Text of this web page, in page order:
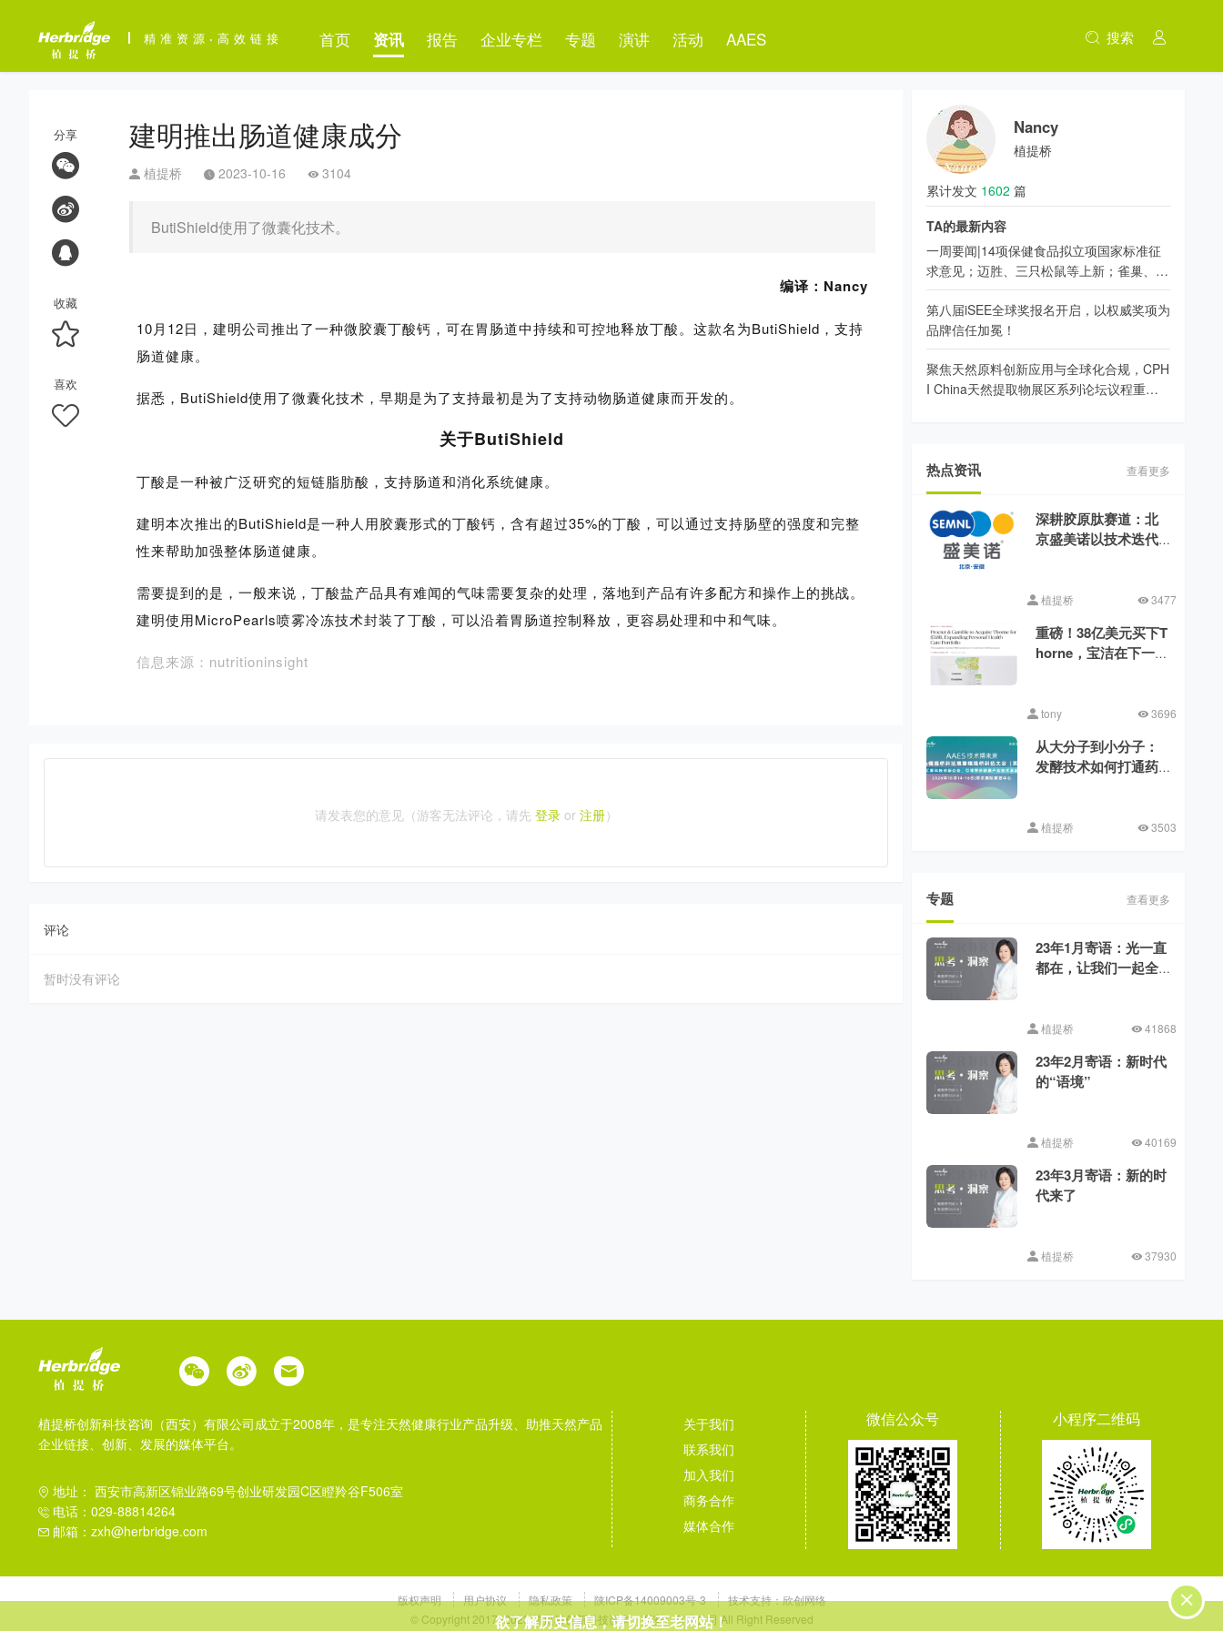
精准资源 · 高效链接 首页 资讯 报告 企业专栏 专题 演讲 活动 AAES 搜索
分享
收藏
喜欢
建明推出肠道健康成分
植提桥 2023-10-16 3104
ButiShield使用了微囊化技术。
编译：Nancy
10月12日，建明公司推出了一种微胶囊丁酸钙，可在胃肠道中持续和可控地释放丁酸。这款名为ButiShield，支持
肠道健康。
据悉，ButiShield使用了微囊化技术，早期是为了支持最初是为了支持动物肠道健康而开发的。
关于ButiShield
丁酸是一种被广泛研究的短链脂肪酸，支持肠道和消化系统健康。
建明本次推出的ButiShield是一种人用胶囊形式的丁酸钙，含有超过35%的丁酸，可以通过支持肠壁的强度和完整
性来帮助加强整体肠道健康。
需要提到的是，一般来说，丁酸盐产品具有难闻的气味需要复杂的处理，落地到产品有许多配方和操作上的挑战。
建明使用MicroPearls喷雾冷冻技术封装了丁酸，可以沿着胃肠道控制释放，更容易处理和中和气味。
信息来源：nutritioninsight
请发表您的意见（游客无法评论，请先 登录or 注册）
评论
暂时没有评论
Nancy
植提桥
累计发文 1602 篇
TA的最新内容
一周要闻|14项保健食品拟立项国家标准征
求意见；迈胜、三只松鼠等上新；雀巢、京
东健康、香飘飘新动态
第八届iSEE全球奖报名开启，以权威奖项为
品牌信任加冕！
聚焦天然原料创新应用与全球化合规，CPH
I China天然提取物展区系列论坛议程重磅
热点资讯 查看更多
深耕胶原肽赛道：北
京盛美诺以技术迭代
植提桥 3477
重磅！38亿美元买下T
horne，宝洁在下一盘
tony 3696
从大分子到小分子：
发酵技术如何打通药
植提桥 3503
专题 查看更多
23年1月寄语：光一直
都在，让我们一起全
植提桥 41868
23年2月寄语：新时代
的“语境”
植提桥 40169
23年3月寄语：新的时
代来了
植提桥 37930
植提桥创新科技咨询（西安）有限公司成立于2008年，是专注天然健康行业产品升级、助推天然产品
企业链接、创新、发展的媒体平台。
地址： 西安市高新区锦业路69号创业研发园C区瞪羚谷F506室
电话：029-88814264
邮箱：zxh@herbridge.com
关于我们
联系我们
加入我们
商务合作
媒体合作
微信公众号 小程序二维码
版权声明 用户协议 隐私政策 陕ICP备14009003号-3 技术支持：欣创网络
© Copyright 2017~2023 植提桥创新科技咨询（西安）有限公司 All Right Reserved
欲了解历史信息，请切换至老网站！